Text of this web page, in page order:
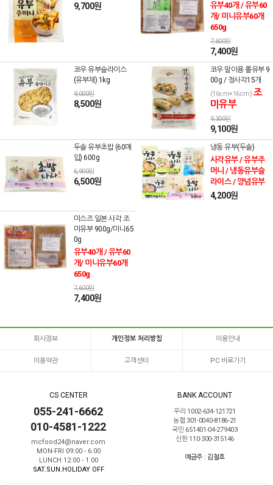
9,700원
유부40개 / 유부60
개/ 미니유부60개
650g
7,600원
7,400원
코우 유부슬라이스
(유부채) 1kg
9,000원
8,500원
코우 말이용 롤유부 9
00g / 정사각15개
(16cm×16cm) 조
미유부
9,300원
9,100원
두솔 유부초밥 (60매
입) 600g
6,900원
6,500원
냉동 유부(두솔)
사각유부 / 유부주
머니 / 냉동유부슬
라이스 / 양념유부
4,200원
미스즈 일본 사각 조
미유부 900g/미니65
0g
유부40개 / 유부60
개/ 미니유부60개
650g
7,600원
7,400원
회사정보 개인정보 처리방침 이용안내
이용약관 고객센터 PC 바로가기
CS CENTER
055-241-6662
010-4581-1222
mcfood24@naver.com
MON-FRI 09:00 - 6:00
LUNCH 12:00 - 1:00
SAT.SUN.HOLIDAY OFF
BANK ACCOUNT
우리 1002-634-121721
농협 301-0040-8186-21
국민 651401-04-279403
신한 110-300-315146
예금주 : 김철호